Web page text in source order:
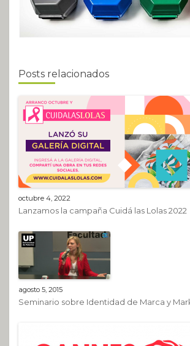
Posts relacionados
octubre 4, 2022
Lanzamos la campaña Cuidá las Lolas 2022
agosto 5, 2015
Seminario sobre Identidad de Marca y